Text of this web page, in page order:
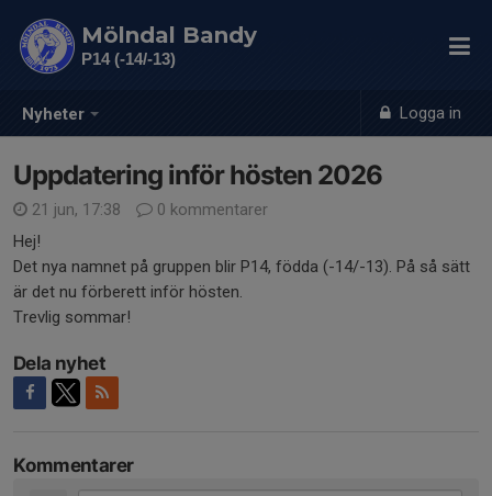
Nyheter Logga in
Mölndal Bandy
P14 (-14/-13)
Uppdatering inför hösten 2026
21 jun, 17:38
0 kommentarer
Hej!
Det nya namnet på gruppen blir P14, födda (-14/-13). På så sätt
är det nu förberett inför hösten.
Trevlig sommar!
Dela nyhet
Kommentarer